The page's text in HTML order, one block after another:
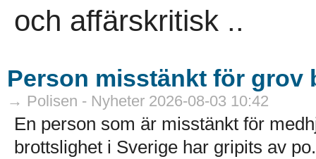
och affärskritisk ..
Person misstänkt för grov
→ Polisen - Nyheter 2026-08-03 10:42
En person som är misstänkt för
brottslighet i Sverige har gripits av